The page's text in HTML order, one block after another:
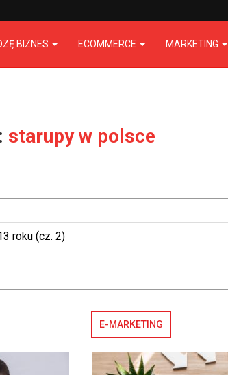
BIZNES ECOMMERCE MARKETING
starupy w polsce
roku (cz. 2)
E-MARKETING